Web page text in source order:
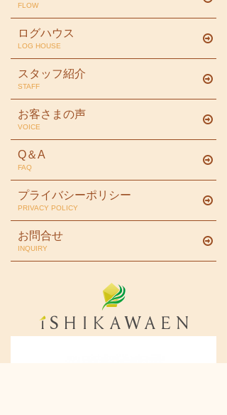
FLOW
ログハウス
LOG HOUSE
スタッフ紹介
STAFF
お客さまの声
VOICE
Q＆A
FAQ
プライバシーポリシー
PRIVACY POLICY
お問合せ
INQUIRY